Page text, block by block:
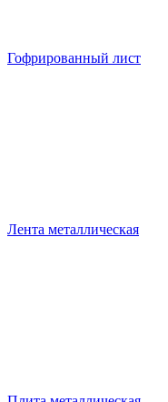
Гофрированный лист
Лента металлическая